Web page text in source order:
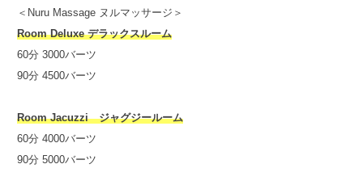
＜Nuru Massage ヌルマッサージ＞
Room Deluxe デラックスルーム
60分 3000バーツ
90分 4500バーツ
Room Jacuzzi ジャグジールーム
60分 4000バーツ
90分 5000バーツ